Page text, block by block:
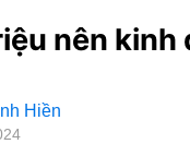
nên kinh
Hiền